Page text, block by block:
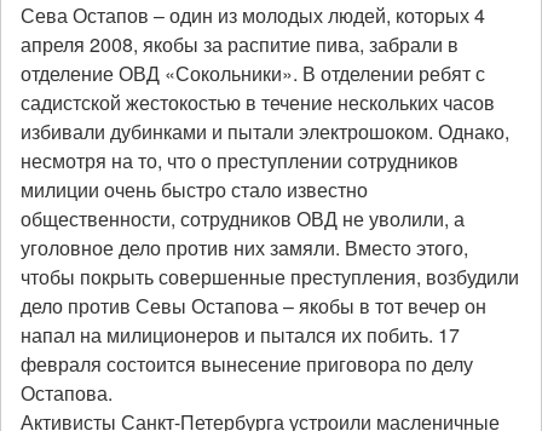
Сева Остапов – один из молодых людей, которых 4
апреля 2008, якобы за распитие пива, забрали в
отделение ОВД «Сокольники». В отделении ребят с
садистской жестокостью в течение нескольких часов
избивали дубинками и пытали электрошоком. Однако,
несмотря на то, что о преступлении сотрудников
милиции очень быстро стало известно
общественности, сотрудников ОВД не уволили, а
уголовное дело против них замяли. Вместо этого,
чтобы покрыть совершенные преступления, возбудили
дело против Севы Остапова – якобы в тот вечер он
напал на милиционеров и пытался их побить. 17
февраля состоится вынесение приговора по делу
Остапова.
Активисты Санкт-Петербурга устроили масленичные